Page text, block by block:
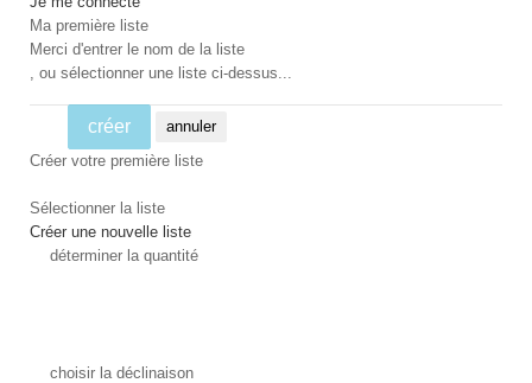
Ma première liste
Merci d'entrer le nom de la liste
, ou sélectionner une liste ci-dessus...
créer
annuler
Créer votre première liste
Sélectionner la liste
Créer une nouvelle liste
déterminer la quantité
choisir la déclinaison